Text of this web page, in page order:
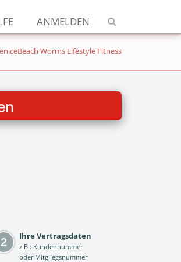
ANMELDEN
Worms Lifestyle Fitness
Ihre Vertragsdaten
z.B.: Kundennummer
oder Mitgliegsnummer